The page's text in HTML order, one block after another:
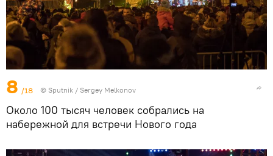
8 /18 © Sputnik / Sergey Melkonov
Около 100 тысяч человек собрались на
набережной для встречи Нового года